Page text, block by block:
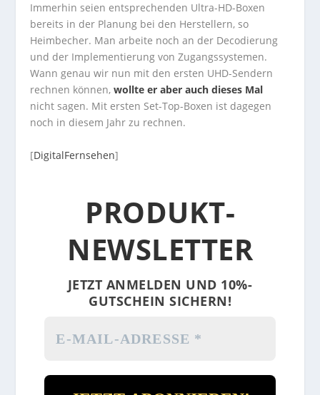
Immerhin seien entsprechenden Ultra-HD-Boxen
bereits in der Planung bei den Herstellern, so
Heimbecher. Man arbeite noch an der Decodierung
und der Implementierung von Zugangssystemen.
Wann genau wir nun mit den ersten UHD-Sendern
rechnen können,wollte er aber auch dieses Mal
nicht sagen. Mit ersten Set-Top-Boxen ist dagegen
noch in diesem Jahr zu rechnen.
[DigitalFernsehen]
PRODUKT-
NEWSLETTER
JETZT ANMELDEN UND 10%-
GUTSCHEIN SICHERN!